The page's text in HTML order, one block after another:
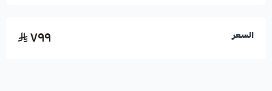
السعر ٧٩٩